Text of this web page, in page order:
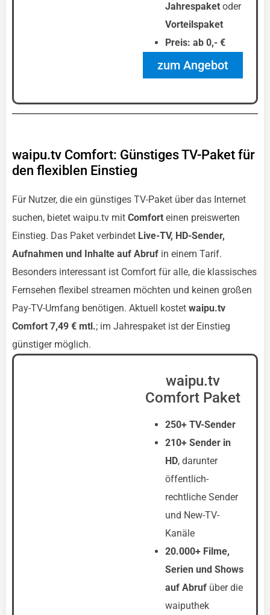
Jahrespaket oder
Vorteilspaket
Preis: ab 0,- €
zum Angebot
waipu.tv Comfort: Günstiges TV-Paket für
den flexiblen Einstieg
Für Nutzer, die ein günstiges TV-Paket über das Internet
suchen, bietet waipu.tv mit Comfort einen preiswerten
Einstieg. Das Paket verbindet Live-TV, HD-Sender,
Aufnahmen und Inhalte auf Abruf in einem Tarif.
Besonders interessant ist Comfort für alle, die klassisches
Fernsehen flexibel streamen möchten und keinen großen
Pay-TV-Umfang benötigen. Aktuell kostet waipu.tv
Comfort 7,49 € mtl.; im Jahrespaket ist der Einstieg
günstiger möglich.
waipu.tv
Comfort Paket
250+ TV-Sender
210+ Sender in
HD, darunter
öffentlich-
rechtliche Sender
und New-TV-
Kanäle
20.000+ Filme,
Serien und Shows
auf Abruf über die
waiputhek